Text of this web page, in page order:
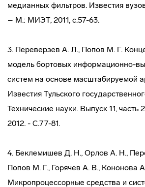
медианных фильтров. Известия
– М.: МИЭТ, 2011, с.57-63.
3. Переверзев А. Л., Попов М. Г.
модель бортовых информационно-
систем на основе масштабируемой
Известия Тульского
Технические науки. Выпуск 11, часть
2012. - С.77-81.
4. Беклемишев Д. Н., Орлов А. Н.,
Попов М. Г., Горячев А. В., Кононова
Микропроцессорные средства и